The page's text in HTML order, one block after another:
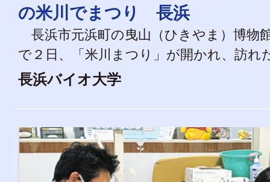
の米川でまつり 長浜
長浜市元浜町の曳山（ひきやま）博物
で２日、「米川まつり」が開かれ、訪れ
長浜バイオ大学